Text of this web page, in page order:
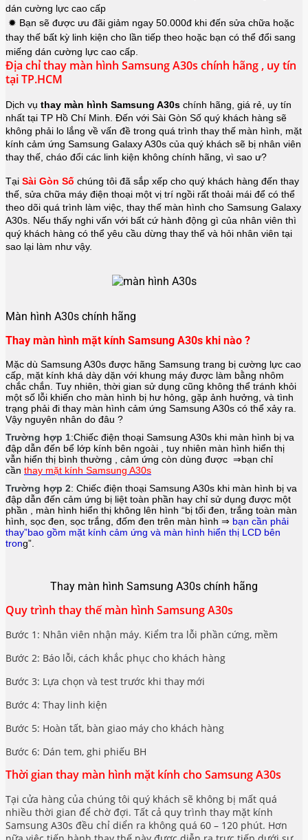
dán cường lực cao cấp
✹ Bạn sẽ được ưu đãi giảm ngay 50.000đ khi đến sửa chữa hoặc
thay thế bất kỳ linh kiện cho lần tiếp theo hoặc bạn có thể đổi sang
miếng dán cường lực cao cấp.
Địa chỉ thay màn hình Samsung A30s chính hãng , uy tín
tại TP.HCM
Dịch vụ thay màn hình Samsung A30s chính hãng, giá rẻ, uy tín
nhất tại TP Hồ Chí Minh. Đến với Sài Gòn Số quý khách hàng sẽ
không phải lo lắng về vấn đề trong quá trình thay thế màn hình, mặt
kính cảm ứng Samsung GalaxyA30s của quý khách sẽ bị nhân viên
thay thế, cháo đổi các linh kiện không chính hãng, vì sao ư?
Tại Sài Gòn Số chúng tôi đã sắp xếp cho quý khách hàng đến thay
thế, sửa chữa máy điện thoại một vị trí ngồi rất thoải mái để có thể
theo dõi quá trình làm việc, thay thế màn hình cho Samsung Galaxy
A30s. Nếu thấy nghi vấn với bất cứ hành động gì của nhân viên thì
quý khách hàng có thể yêu cầu dừng thay thế và hỏi nhân viên tại
sao lại làm như vậy.
Màn hình A30s chính hãng
Thay màn hình mặt kính Samsung A30s khi nào ?
Mặc dù Samsung A30s được hãng Samsung trang bị cường lực cao
cấp, mặt kính khá dày dặn với khung máy được làm bằng nhôm
chắc chắn. Tuy nhiên, thời gian sử dụng cũng không thể tránh khỏi
một số lỗi khiến cho màn hình bị hư hỏng, gặp ảnh hưởng, và tình
trạng phải đi thay màn hình cảm ứng Samsung A30s có thể xảy ra.
Vậy nguyên nhân do đâu ?
Trường hợp 1:Chiếc điện thoại Samsung A30s khi màn hình bị va
đập dẫn đến bể lớp kính bên ngoài , tuy nhiên màn hình hiển thị
vẫn hiển thị bình thường , cảm ứng còn dùng được ⇒bạn chỉ
cần thay mặt kính Samsung A30s
Trường hợp 2: Chiếc điện thoại Samsung A30s khi màn hình bị va
đập dẫn đến cảm ứng bị liệt toàn phần hay chỉ sử dụng được một
phần , màn hình hiển thị không lên hình “bị tối đen, trắng toàn màn
hình, sọc đen, sọc trắng, đốm đen trên màn hình ⇒ bạn cần phải
thay”bao gồm mặt kính cảm ứng và màn hình hiển thị LCD bên
trong”.
Thay màn hình Samsung A30s chính hãng
Quy trình thay thế màn hình Samsung A30s
Bước 1: Nhân viên nhận máy. Kiểm tra lỗi phần cứng, mềm
Bước 2: Báo lỗi, cách khắc phục cho khách hàng
Bước 3: Lựa chọn và test trước khi thay mới
Bước 4: Thay linh kiện
Bước 5: Hoàn tất, bàn giao máy cho khách hàng
Bước 6: Dán tem, ghi phiếu BH
Thời gian thay màn hình mặt kính cho Samsung A30s
Tại cửa hàng của chúng tôi quý khách sẽ không bị mất quá
nhiều thời gian để chờ đợi. Tất cả quy trình thay mặt kính
Samsung A30s đều chỉ diển ra không quá 60 – 120 phút. Hơn